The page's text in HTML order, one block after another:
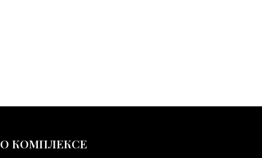
О КОМПЛЕКСЕ